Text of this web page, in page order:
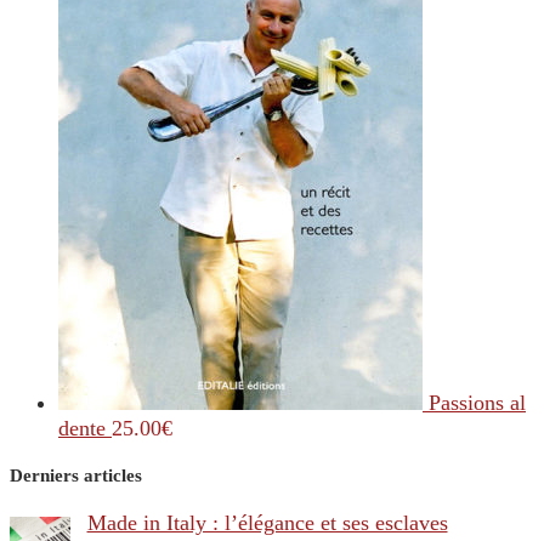
Passions al
dente 25.00€
Derniers articles
Made in Italy : l’élégance et ses esclaves